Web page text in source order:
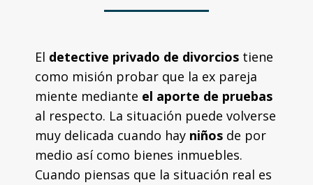
El detective privado de divorcios tiene
como misión probar que la ex pareja
miente mediante el aporte de pruebas
al respecto. La situación puede volverse
muy delicada cuando hay niños de por
medio así como bienes inmuebles.
Cuando piensas que la situación real es